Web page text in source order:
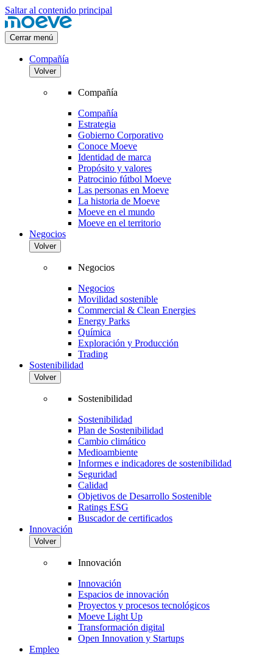
Saltar al contenido principal
Cerrar menú
Compañía
Volver
Compañía
Compañía
Estrategia
Gobierno Corporativo
Conoce Moeve
Identidad de marca
Propósito y valores
Patrocinio fútbol Moeve
Las personas en Moeve
La historia de Moeve
Moeve en el mundo
Moeve en el territorio
Negocios
Volver
Negocios
Negocios
Movilidad sostenible
Commercial & Clean Energies
Energy Parks
Química
Exploración y Producción
Trading
Sostenibilidad
Volver
Sostenibilidad
Sostenibilidad
Plan de Sostenibilidad
Cambio climático
Medioambiente
Informes e indicadores de sostenibilidad
Seguridad
Calidad
Objetivos de Desarrollo Sostenible
Ratings ESG
Buscador de certificados
Innovación
Volver
Innovación
Innovación
Espacios de innovación
Proyectos y procesos tecnológicos
Moeve Light Up
Transformación digital
Open Innovation y Startups
Empleo